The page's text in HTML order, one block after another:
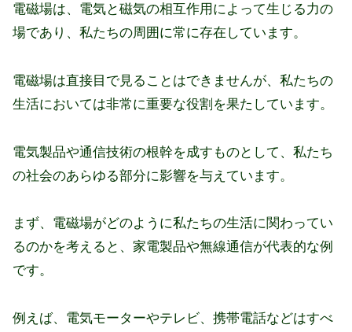
電磁場は、電気と磁気の相互作用によって生じる力の
場であり、私たちの周囲に常に存在しています。
電磁場は直接目で見ることはできませんが、私たちの
生活においては非常に重要な役割を果たしています。
電気製品や通信技術の根幹を成すものとして、私たち
の社会のあらゆる部分に影響を与えています。
まず、電磁場がどのように私たちの生活に関わってい
るのかを考えると、家電製品や無線通信が代表的な例
です。
例えば、電気モーターやテレビ、携帯電話などはすべ